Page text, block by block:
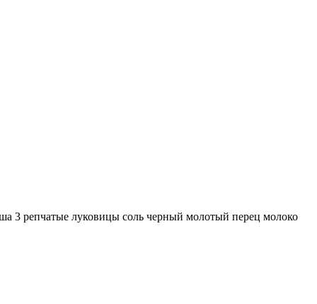
3 репчатые луковицы соль черный молотый перец молоко